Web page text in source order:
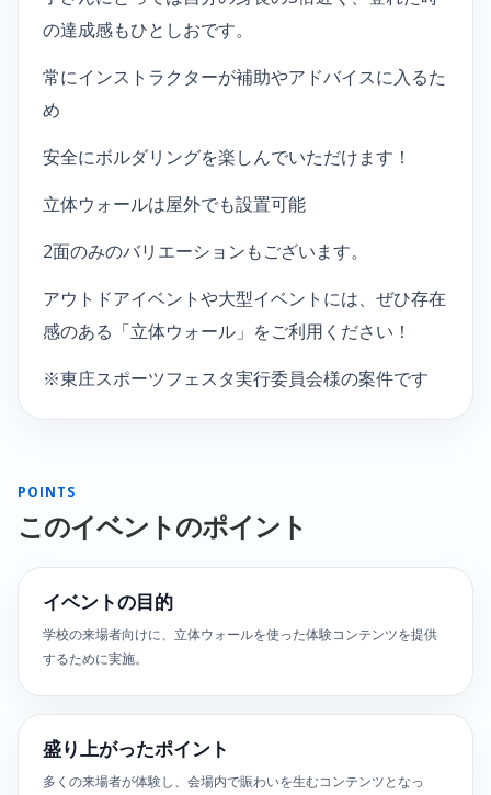
の達成感もひとしおです。
常にインストラクターが補助やアドバイスに入るた
め
安全にボルダリングを楽しんでいただけます！
立体ウォールは屋外でも設置可能
2面のみのバリエーションもございます。
アウトドアイベントや大型イベントには、ぜひ存在
感のある「立体ウォール」をご利用ください！
※東庄スポーツフェスタ実行委員会様の案件です
POINTS
このイベントのポイント
イベントの目的
学校の来場者向けに、立体ウォールを使った体験コンテンツを提供
するために実施。
盛り上がったポイント
多くの来場者が体験し、会場内で賑わいを生むコンテンツとなっ